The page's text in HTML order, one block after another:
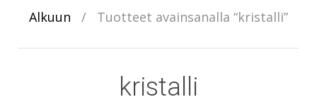
Alkuun / Tuotteet avainsanalla “kristalli”
kristalli